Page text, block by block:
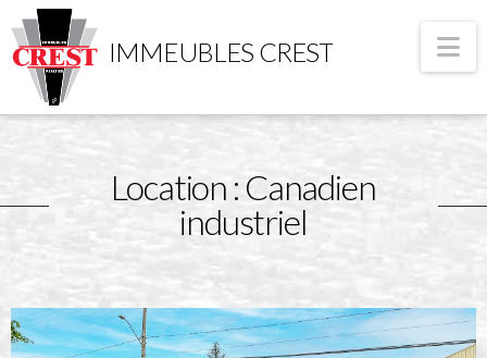
IMMEUBLES CREST
Location : Canadien
industriel